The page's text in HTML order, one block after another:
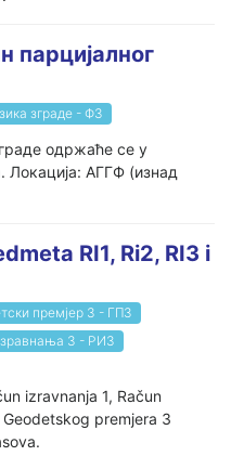
парцијалног
зграде - ФЗ
одржаће се у
Локација: АГГФ (изнад
RI1, Ri2, RI3 i
премјер 3 - ГП3
3 - РИ3
izravnanja 1, Račun
premjera 3